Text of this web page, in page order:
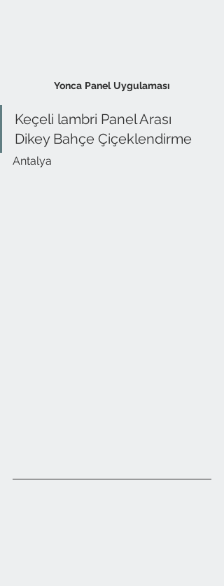
Yonca Panel Uygulaması
Keçeli lambri Panel Arası
Dikey Bahçe Çiçeklendirme
Antalya